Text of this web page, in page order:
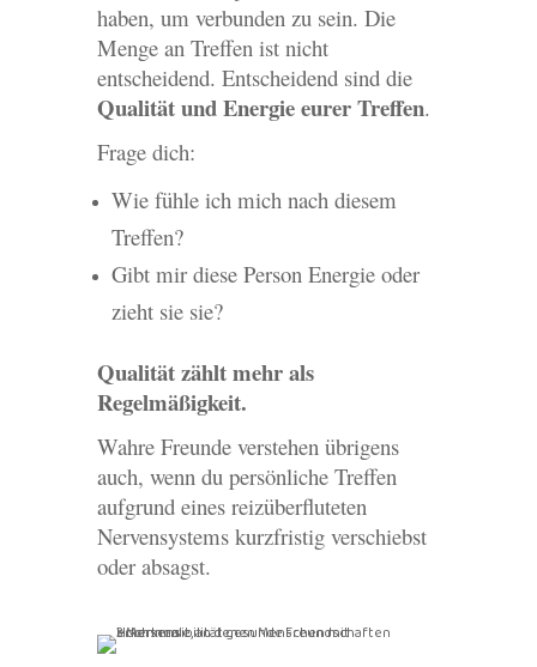
haben, um verbunden zu sein. Die
Menge an Treffen ist nicht
entscheidend. Entscheidend sind die
Qualität und Energie eurer Treffen.
Frage dich:
Wie fühle ich mich nach diesem
Treffen?
Gibt mir diese Person Energie oder
zieht sie sie?
Qualität zählt mehr als
Regelmäßigkeit.
Wahre Freunde verstehen übrigens
auch, wenn du persönliche Treffen
aufgrund eines reizüberfluteten
Nervensystems kurzfristig verschiebst
oder absagst.